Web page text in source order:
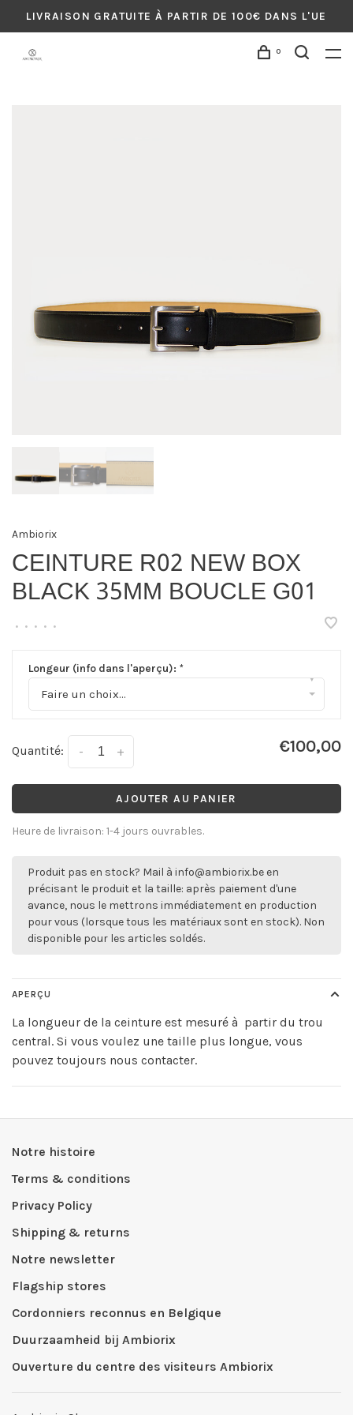
LIVRAISON GRATUITE À PARTIR DE 100€ DANS L'UE
0
Ambiorix
CEINTURE R02 NEW BOX
BLACK 35MM BOUCLE G01
• • • • •
Longeur (info dans l'aperçu): *
Faire un choix...
▾
Quantité: +
- €100,00
AJOUTER AU PANIER
Heure de livraison: 1-4 jours ouvrables.
Produit pas en stock? Mail à info@ambiorix.be en
précisant le produit et la taille: après paiement d'une
avance, nous le mettrons immédiatement en production
pour vous (lorsque tous les matériaux sont en stock). Non
disponible pour les articles soldés.
APERÇU
La longueur de la ceinture est mesuré à partir du trou
central. Si vous voulez une taille plus longue, vous
pouvez toujours nous contacter.
Notre histoire
Terms & conditions
Privacy Policy
Shipping & returns
Notre newsletter
Flagship stores
Cordonniers reconnus en Belgique
Duurzaamheid bij Ambiorix
Ouverture du centre des visiteurs Ambiorix